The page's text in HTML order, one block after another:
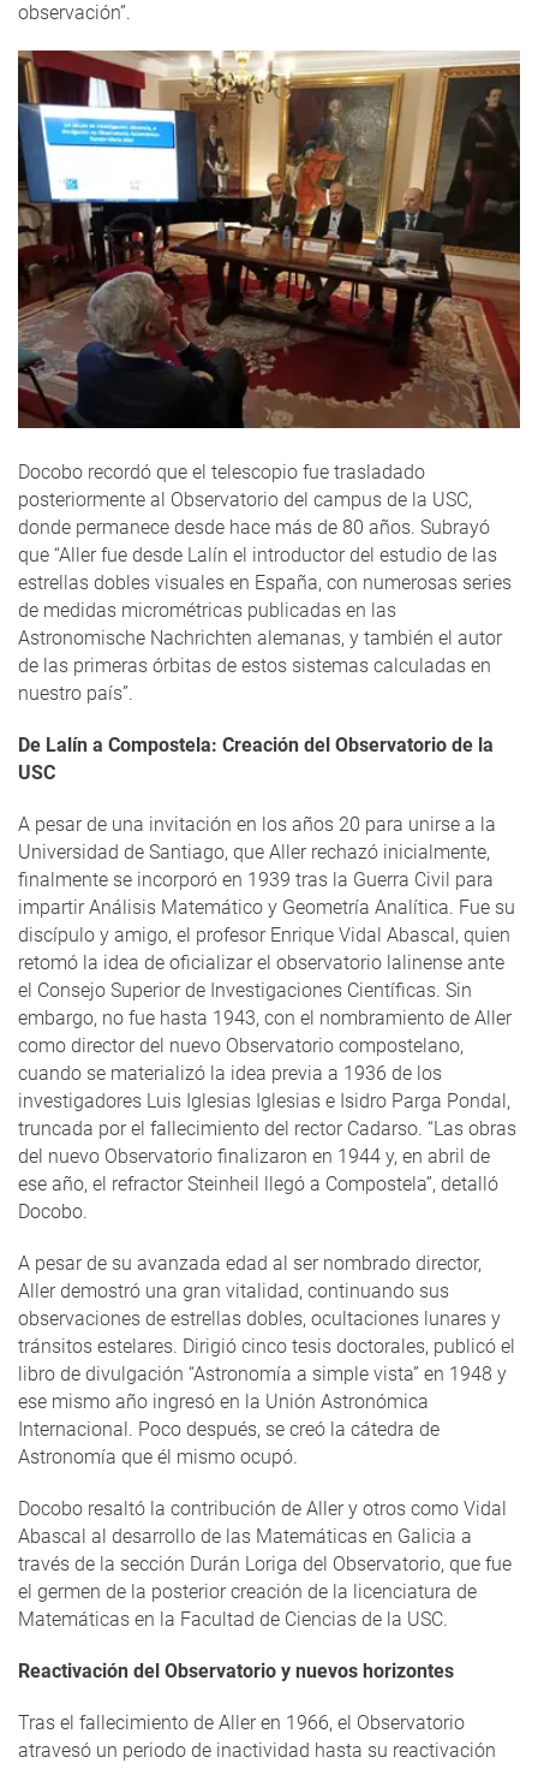
observación”.
Docobo recordó que el telescopio fue trasladado
posteriormente al Observatorio del campus de la USC,
donde permanece desde hace más de 80 años. Subrayó
que “Aller fue desde Lalín el introductor del estudio de las
estrellas dobles visuales en España, con numerosas series
de medidas micrométricas publicadas en las
Astronomische Nachrichten alemanas, y también el autor
de las primeras órbitas de estos sistemas calculadas en
nuestro país”.
De Lalín a Compostela: Creación del Observatorio de la
USC
A pesar de una invitación en los años 20 para unirse a la
Universidad de Santiago, que Aller rechazó inicialmente,
finalmente se incorporó en 1939 tras la Guerra Civil para
impartir Análisis Matemático y Geometría Analítica. Fue su
discípulo y amigo, el profesor Enrique Vidal Abascal, quien
retomó la idea de oficializar el observatorio lalinense ante
el Consejo Superior de Investigaciones Científicas. Sin
embargo, no fue hasta 1943, con el nombramiento de Aller
como director del nuevo Observatorio compostelano,
cuando se materializó la idea previa a 1936 de los
investigadores Luis Iglesias Iglesias e Isidro Parga Pondal,
truncada por el fallecimiento del rector Cadarso. “Las obras
del nuevo Observatorio finalizaron en 1944 y, en abril de
ese año, el refractor Steinheil llegó a Compostela”, detalló
Docobo.
A pesar de su avanzada edad al ser nombrado director,
Aller demostró una gran vitalidad, continuando sus
observaciones de estrellas dobles, ocultaciones lunares y
tránsitos estelares. Dirigió cinco tesis doctorales, publicó el
libro de divulgación “Astronomía a simple vista” en 1948 y
ese mismo año ingresó en la Unión Astronómica
Internacional. Poco después, se creó la cátedra de
Astronomía que él mismo ocupó.
Docobo resaltó la contribución de Aller y otros como Vidal
Abascal al desarrollo de las Matemáticas en Galicia a
través de la sección Durán Loriga del Observatorio, que fue
el germen de la posterior creación de la licenciatura de
Matemáticas en la Facultad de Ciencias de la USC.
Reactivación del Observatorio y nuevos horizontes
Tras el fallecimiento de Aller en 1966, el Observatorio
atravesó un periodo de inactividad hasta su reactivación